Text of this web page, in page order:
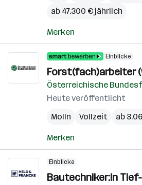
ab 47.300 € jährlich
Merken
Einblicke
Forst(fach)arbeiter
Österreichische
Heute veröffentlicht
Molln
Vollzeit ab
Merken
Einblicke
Bautechniker:in